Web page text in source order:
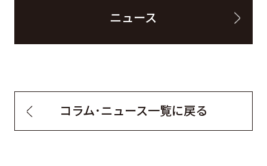
ニュース
コラム・ニュース一覧に戻る